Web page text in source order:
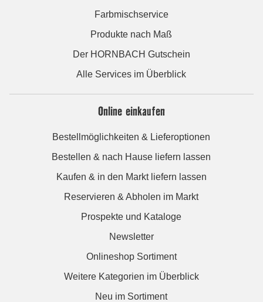
Farbmischservice
Produkte nach Maß
Der HORNBACH Gutschein
Alle Services im Überblick
Online einkaufen
Bestellmöglichkeiten & Lieferoptionen
Bestellen & nach Hause liefern lassen
Kaufen & in den Markt liefern lassen
Reservieren & Abholen im Markt
Prospekte und Kataloge
Newsletter
Onlineshop Sortiment
Weitere Kategorien im Überblick
Neu im Sortiment